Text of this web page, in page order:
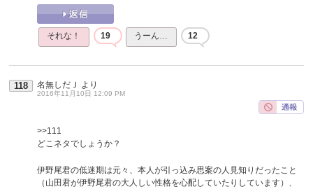
それな！ 19 うーん… 12
118 名無しだＪ より
2016年11月10日 12:09 PM
>>111
どこネタでしょうか？
伊野尾君の低迷期は元々、本人が引っ込み思案の人見知りだったこと
（山田君が伊野尾君の大人しい性格を心配していたりしています）、